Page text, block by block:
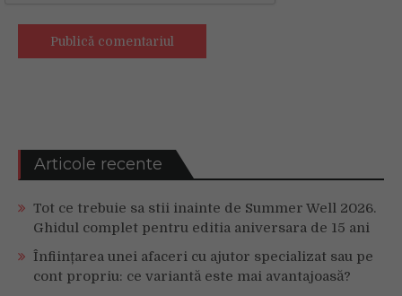
Articole recente
Tot ce trebuie sa stii inainte de Summer Well 2026.
Ghidul complet pentru editia aniversara de 15 ani
Înființarea unei afaceri cu ajutor specializat sau pe
cont propriu: ce variantă este mai avantajoasă?